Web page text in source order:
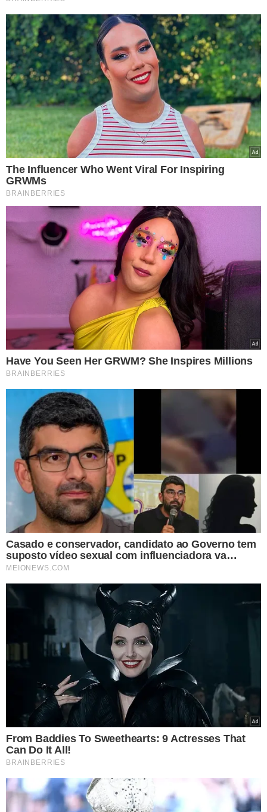
Além dessas ações, na quarta (16), quinta (17) e sexta-
feira (18), a Seja Digital também realizará o Papo Digital
com alunos sobre a transformação da televisão brasileira
e a migração do sinal analógico para o digital. Ao final,
além de tirar dúvidas da população, haverá sorteios de
brindes e a presença do mascote Digital. A ação
acontecerá no dia 16/05, às 16h, na Escola Municipal
Monsenhor Mateus Rufino. No dia 17/05, às 10h20, no
Liceu Piauiense. Já no dia 18/05, às 10h, no CETI Darcy
Araújo, e às 16h, na Escola Municipal Ubiracy Carvalho.
Ações de panfletagem (17 e 18/05)
A entidade realiza também nesta quinta (17 e sexta-feira
(18) ações de panfletagem em alguns semáforos de
Teresina para informar sobre o desligamento do sinal
analógico. A ação acontecerá no dia 17/05, das 6h às 9h,
na Avenida Maranhão (Troca-Troca). E no dia 18/05, das
6h às 9h, no semáforo da Avenida Miguel Rosa com
Avenida Higino Cunha, além do semáforo da Chesf.
Feirão Digital (19/05)
Já no sábado (19), a Seja Digital, em parceria com as lojas
ação tem o objetivo de facilitar o acesso da população
aos equipamentos que possibilitam que televisores
antigos recebam o sinal digital. No evento, além de
encontrar aparelhos de TV digital e conversores a preços
mais acessíveis, a população poderá tirar dúvidas e fazer
o agendamento para retirada do kit gratuito. O Feirão
acontecerá de 9h às 15h no Comercial Carvalho (Kenedy,
Tancredo Neves, Tabuleta e Joaquim Nelson).
Serviço:
Expodigital
Data: 16/05, quarta
Horário: 12h às 13h30
Local: Escola Municipal Walter Alencar
Data: 18/05, sexta
Local: Escola Municipal Mocambinho